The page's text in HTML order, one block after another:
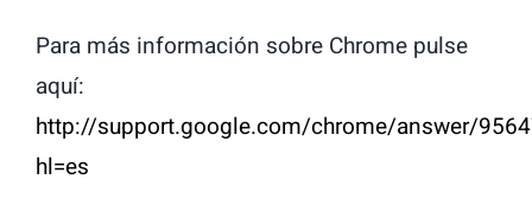
Para más información sobre Chrome pulse
aquí:
http://support.google.com/chrome/answer/
hl=es